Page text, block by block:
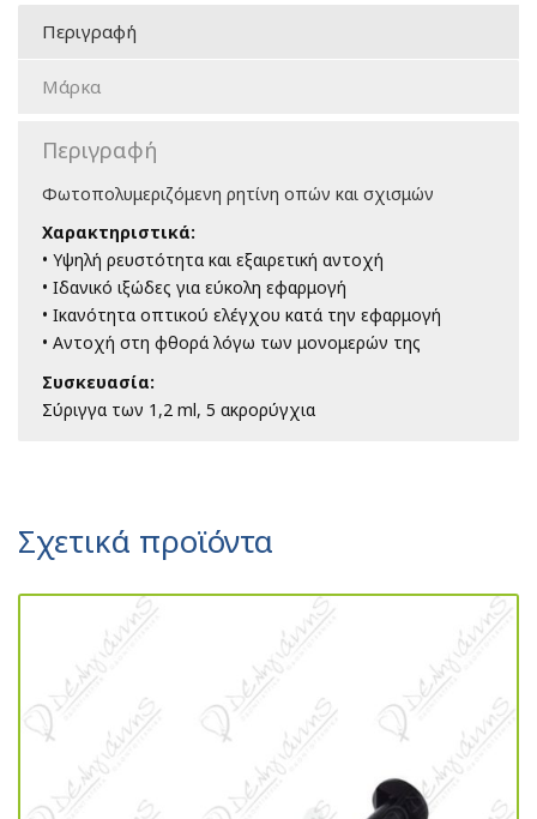
Περιγραφή
Μάρκα
Περιγραφή
Φωτοπολυμεριζόμενη ρητίνη οπών και σχισμών
Χαρακτηριστικά:
• Υψηλή ρευστότητα και εξαιρετική αντοχή
• Ιδανικό ιξώδες για εύκολη εφαρμογή
• Ικανότητα οπτικού ελέγχου κατά την εφαρμογή
• Αντοχή στη φθορά λόγω των μονομερών της
Συσκευασία:
Σύριγγα των 1,2 ml, 5 ακρορύγχια
Σχετικά προϊόντα